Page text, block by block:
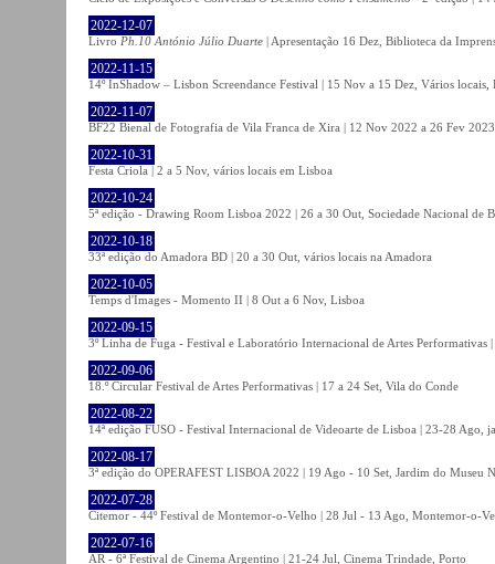
2022-12-07
Livro Ph.10 António Júlio Duarte | Apresentação 16 Dez, Biblioteca da
2022-11-15
14º InShadow – Lisbon Screendance Festival | 15 Nov a 15 Dez, Vários locais,
2022-11-07
BF22 Bienal de Fotografia de Vila Franca de Xira | 12 Nov 2022 a 26 Fev
2022-10-31
Festa Criola | 2 a 5 Nov, vários locais em Lisboa
2022-10-24
5ª edição - Drawing Room Lisboa 2022 | 26 a 30 Out, Sociedade Nacional de
2022-10-18
33ª edição do Amadora BD | 20 a 30 Out, vários locais na Amadora
2022-10-05
Temps d'Images - Momento II | 8 Out a 6 Nov, Lisboa
2022-09-15
3º Linha de Fuga - Festival e Laboratório Internacional de Artes Performativas
2022-09-06
18.º Circular Festival de Artes Performativas | 17 a 24 Set, Vila do Conde
2022-08-22
14ª edição FUSO - Festival Internacional de Videoarte de Lisboa | 23-28 Ago,
2022-08-17
3ª edição do OPERAFEST LISBOA 2022 | 19 Ago - 10 Set, Jardim do Museu
2022-07-28
Citemor - 44º Festival de Montemor-o-Velho | 28 Jul - 13 Ago, Montemor-o-
2022-07-16
AR - 6ª Festival de Cinema Argentino | 21-24 Jul, Cinema Trindade, Porto